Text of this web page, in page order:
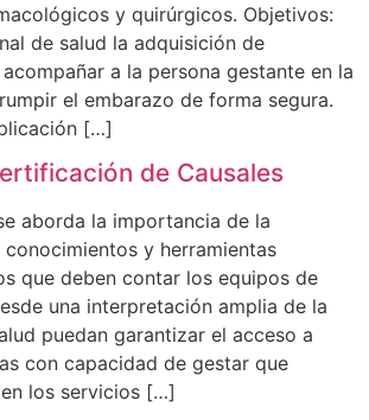
y quirúrgicos. Objetivos:
de salud la adquisición de
a la persona gestante en la
el embarazo de forma segura.
[…]
de Causales
aborda la importancia de la
y herramientas
que deben contar los equipos de
una interpretación amplia de la
puedan garantizar el acceso a
con capacidad de gestar que
los servicios […]